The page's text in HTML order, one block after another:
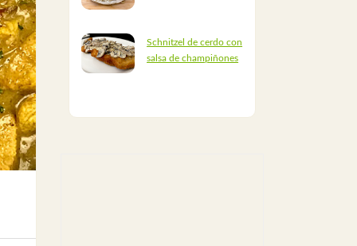
Schnitzel de cerdo con
salsa de champiñones